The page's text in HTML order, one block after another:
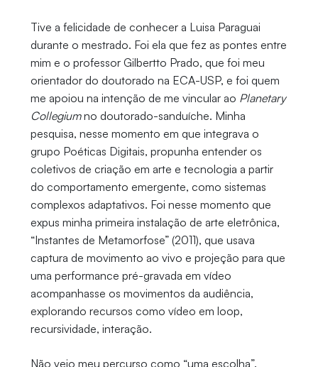
Tive a felicidade de conhecer a Luisa Paraguai
durante o mestrado. Foi ela que fez as pontes entre
mim e o professor Gilbertto Prado, que foi meu
orientador do doutorado na ECA-USP, e foi quem
me apoiou na intenção de me vincular ao Planetary
Collegiumno doutorado-sanduíche. Minha
pesquisa, nesse momento em que integrava o
grupo Poéticas Digitais, propunha entender os
coletivos de criação em arte e tecnologia a partir
do comportamento emergente, como sistemas
complexos adaptativos. Foi nesse momento que
expus minha primeira instalação de arte eletrônica,
“Instantes de Metamorfose” (2011), que usava
captura de movimento ao vivo e projeção para que
uma performance pré-gravada em vídeo
acompanhasse os movimentos da audiência,
explorando recursos como vídeo em loop,
recursividade, interação.
Não vejo meu percurso como “uma escolha”.